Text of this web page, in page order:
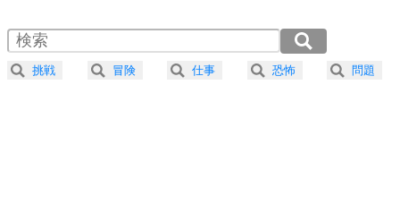
4 器の大きい人は、怒りを優しさで表現する。
プラス思考
2.0倍速 （374KB 1分35秒）
2.5倍速 （300KB 1分16秒）
3.0倍速 （250KB 1分3秒）
挑戦 冒険 仕事 恐怖 問題